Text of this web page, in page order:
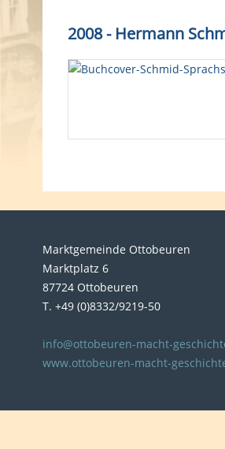
e
2008 - Hermann
Marktgemeinde Ottobeuren
Marktplatz 6
87724 Ottobeuren
T. +49 (0)8332/9219-50
info@ottobeuren-macht-
www.ottobeuren-macht-